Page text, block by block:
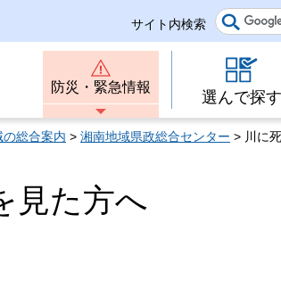
サイト内検索
防災・緊急情報
選んで探す
の総合案内 > 湘南地域県政総合センター > 川に
見た方へ